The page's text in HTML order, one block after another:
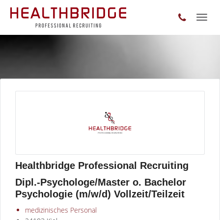
Healthbridge Professional Recruiting
Dipl.-Psychologe/Master o. Bachelor
Psychologie (m/w/d) Vollzeit/Teilzeit
medizinisches Personal